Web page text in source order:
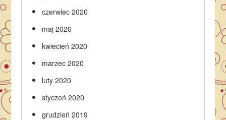
czerwiec 2020
maj 2020
kwiecień 2020
marzec 2020
luty 2020
styczeń 2020
grudzień 2019